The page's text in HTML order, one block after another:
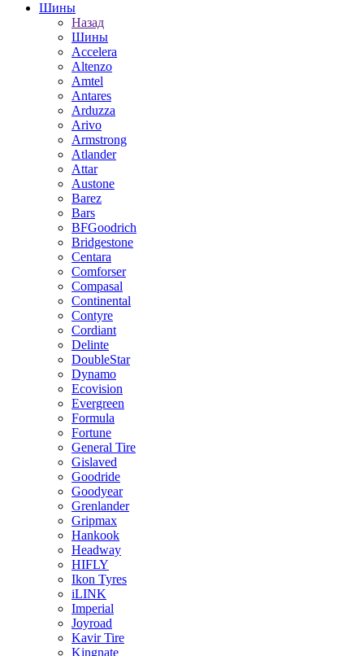
Шины
Назад
Шины
Accelera
Altenzo
Amtel
Antares
Arduzza
Arivo
Armstrong
Atlander
Attar
Austone
Barez
Bars
BFGoodrich
Bridgestone
Centara
Comforser
Compasal
Continental
Contyre
Cordiant
Delinte
DoubleStar
Dynamo
Ecovision
Evergreen
Formula
Fortune
General Tire
Gislaved
Goodride
Goodyear
Grenlander
Gripmax
Hankook
Headway
HIFLY
Ikon Tyres
iLINK
Imperial
Joyroad
Kavir Tire
Kingnate